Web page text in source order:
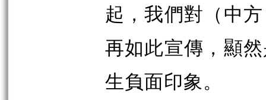
起，我們對 （中方
再如此宣傳，顯
生負面印象。